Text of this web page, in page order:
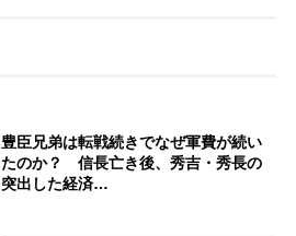
豊臣兄弟は転戦続きでなぜ軍費が続い
たのか？ 信長亡き後、秀吉・秀長の
突出した経済…